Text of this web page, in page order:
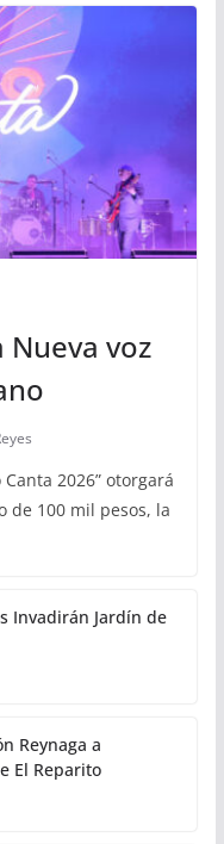
Nueva voz
2026” otorgará
de 100 mil pesos, la
Invadirán Jardín de
Reynaga a
El Reparito